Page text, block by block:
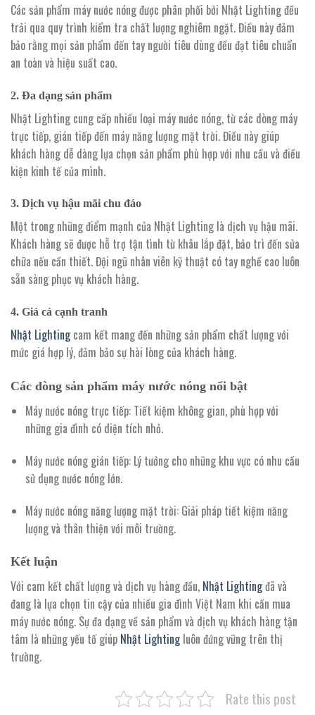
Các sản phẩm máy nước nóng được phân phối bởi Nhật Lighting đều
trải qua quy trình kiểm tra chất lượng nghiêm ngặt. Điều này đảm
bảo rằng mọi sản phẩm đến tay người tiêu dùng đều đạt tiêu chuẩn
an toàn và hiệu suất cao.
2. Đa dạng sản phẩm
Nhật Lighting cung cấp nhiều loại máy nước nóng, từ các dòng máy
trực tiếp, gián tiếp đến máy năng lượng mặt trời. Điều này giúp
khách hàng dễ dàng lựa chọn sản phẩm phù hợp với nhu cầu và điều
kiện kinh tế của mình.
3. Dịch vụ hậu mãi chu đáo
Một trong những điểm mạnh của Nhật Lighting là dịch vụ hậu mãi.
Khách hàng sẽ được hỗ trợ tận tình từ khâu lắp đặt, bảo trì đến sửa
chữa nếu cần thiết. Đội ngũ nhân viên kỹ thuật có tay nghề cao luôn
sẵn sàng phục vụ khách hàng.
4. Giá cả cạnh tranh
Nhật Lightingcam kết mang đến những sản phẩm chất lượng với
mức giá hợp lý, đảm bảo sự hài lòng của khách hàng.
Các dòng sản phẩm máy nước nóng nổi bật
Máy nước nóng trực tiếp:Tiết kiệm không gian, phù hợp với
những gia đình có diện tích nhỏ.
Máy nước nóng gián tiếp:Lý tưởng cho những khu vực có nhu cầu
sử dụng nước nóng lớn.
Máy nước nóng năng lượng mặt trời:Giải pháp tiết kiệm năng
lượng và thân thiện với môi trường.
Kết luận
Với cam kết chất lượng và dịch vụ hàng đầu, Nhật Lightingđã và
đang là lựa chọn tin cậy của nhiều gia đình Việt Nam khi cần mua
máy nước nóng. Sự đa dạng về sản phẩm và dịch vụ khách hàng tận
tâm là những yếu tố giúp Nhật Lightingluôn đứng vững trên thị
trường.
Rate this post